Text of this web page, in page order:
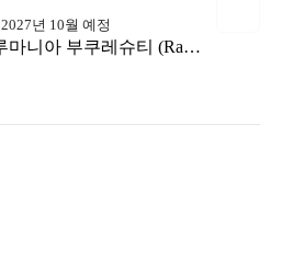
2027년 10월 예정
루마니아 부쿠레슈티 (Radisson Blu Hotel, Bucharest)